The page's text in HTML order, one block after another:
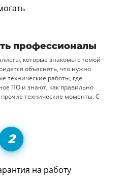
профессионалы
которые знакомы с темой
объяснять, что нужно
технические работы, где
ПО и знают, как правильно
технические моменты. С